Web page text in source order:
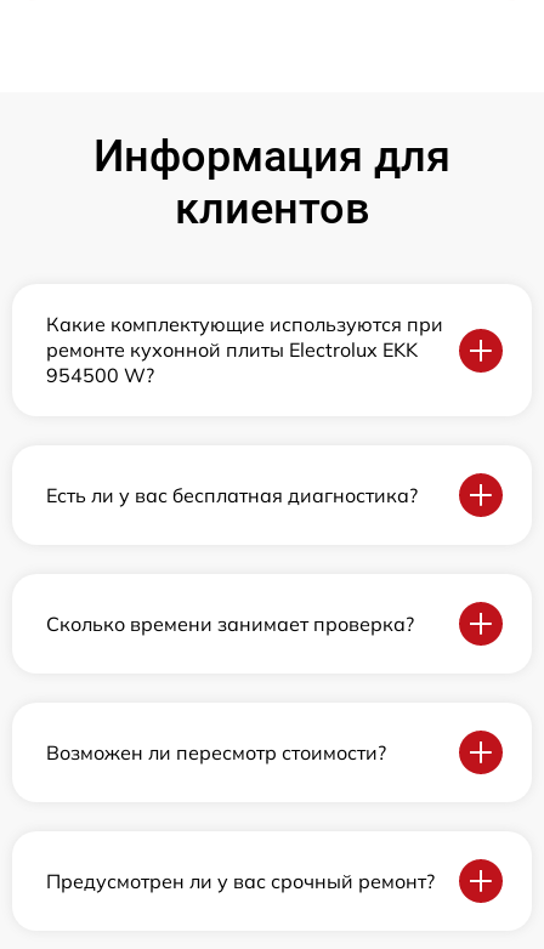
Информация для
клиентов
Какие комплектующие используются при
ремонте кухонной плиты Electrolux EKK
954500 W?
Есть ли у вас бесплатная диагностика?
Сколько времени занимает проверка?
Возможен ли пересмотр стоимости?
Предусмотрен ли у вас срочный ремонт?